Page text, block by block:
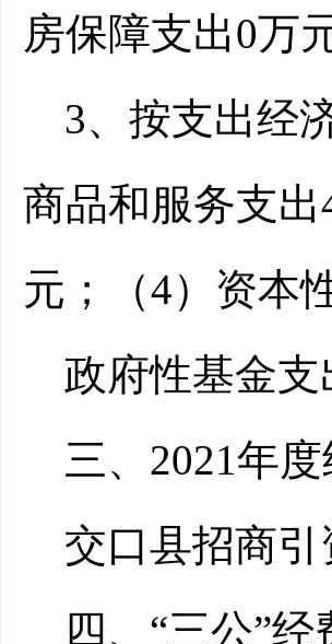
房保障支出0万
3、按支出经
商品和服务支出
元；（4）资本
政府性基金
三、2021年
交口县招商
四、“三公”经